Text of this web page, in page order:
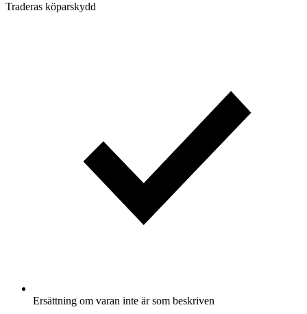
Traderas köparskydd
Ersättning om varan inte är som beskriven